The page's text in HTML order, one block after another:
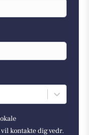
kontakte dig vedr.